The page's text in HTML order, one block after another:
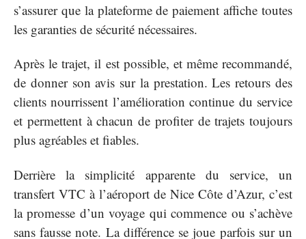
s’assurer que la plateforme de paiement affiche toutes
les garanties de sécurité nécessaires.
Après le trajet, il est possible, et même recommandé,
de donner son avis sur la prestation. Les retours des
clients nourrissent l’amélioration continue du service
et permettent à chacun de profiter de trajets toujours
plus agréables et fiables.
Derrière la simplicité apparente du service, un
transfert VTC à l’aéroport de Nice Côte d’Azur, c’est
la promesse d’un voyage qui commence ou s’achève
sans fausse note. La différence se joue parfois sur un